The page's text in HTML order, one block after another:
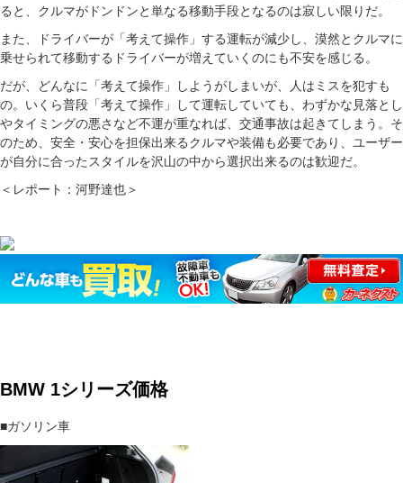
ると、クルマがドンドンと単なる移動手段となるのは寂しい限りだ。
また、ドライバーが「考えて操作」する運転が減少し、漠然とクルマに
乗せられて移動するドライバーが増えていくのにも不安を感じる。
だが、どんなに「考えて操作」しようがしまいが、人はミスを犯すも
の。いくら普段「考えて操作」して運転していても、わずかな見落とし
やタイミングの悪さなど不運が重なれば、交通事故は起きてしまう。そ
のため、安全・安心を担保出来るクルマや装備も必要であり、ユーザー
が自分に合ったスタイルを沢山の中から選択出来るのは歓迎だ。
＜レポート：河野達也＞
BMW 1シリーズ価格
■ガソリン車